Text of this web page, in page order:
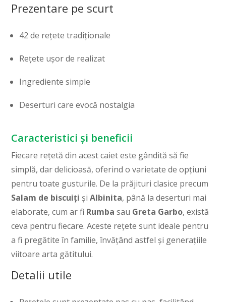
Prezentare pe scurt
42 de rețete tradiționale
Rețete ușor de realizat
Ingrediente simple
Deserturi care evocă nostalgia
Caracteristici și beneficii
Fiecare rețetă din acest caiet este gândită să fie
simplă, dar delicioasă, oferind o varietate de opțiuni
pentru toate gusturile. De la prăjituri clasice precum
Salam de biscuiți șiAlbinita, până la deserturi mai
elaborate, cum ar fi Rumba sau Greta Garbo, există
ceva pentru fiecare. Aceste rețete sunt ideale pentru
a fi pregătite în familie, învățând astfel și generațiile
viitoare arta gătitului.
Detalii utile